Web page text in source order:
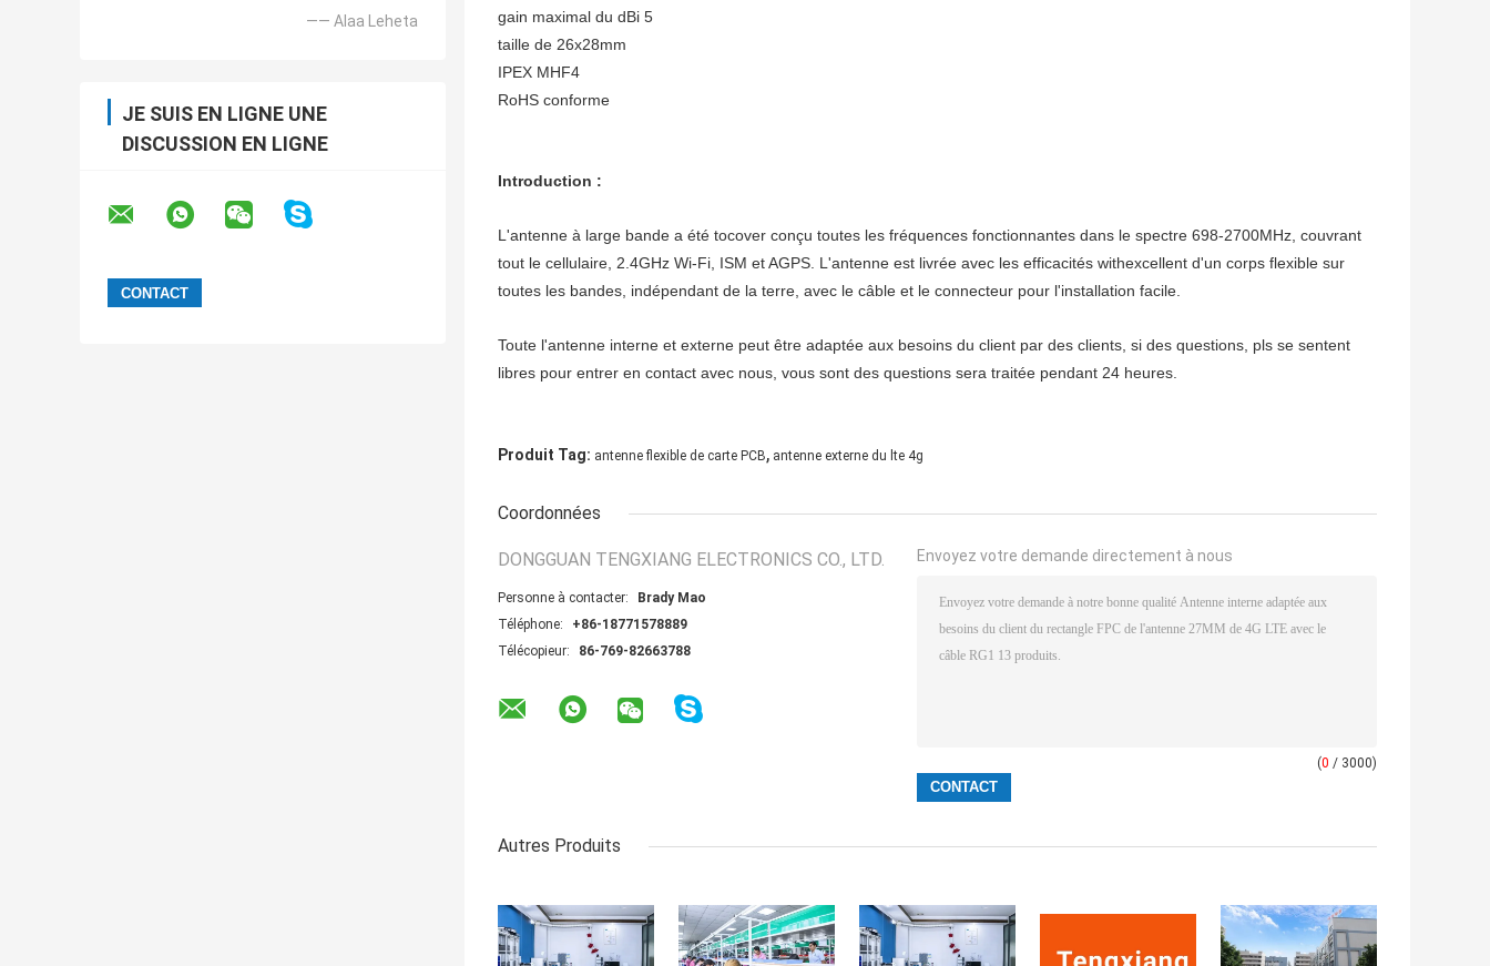
—— Alaa Leheta
JE SUIS EN LIGNE UNE
DISCUSSION EN LIGNE
gain maximal du dBi 5
taille de 26x28mm
IPEX MHF4
RoHS conforme
Introduction :
L'antenne à large bande a été tocover conçu toutes les fréquences fonctionnantes dans le spectre 698-2700MHz, couvrant
tout le cellulaire, 2.4GHz Wi-Fi, ISM et AGPS. L'antenne est livrée avec les efficacités withexcellent d'un corps flexible sur
toutes les bandes, indépendant de la terre, avec le câble et le connecteur pour l'installation facile.
Toute l'antenne interne et externe peut être adaptée aux besoins du client par des clients, si des questions, pls se sentent
libres pour entrer en contact avec nous, vous sont des questions sera traitée pendant 24 heures.
Produit Tag: antenne flexible de carte PCB, antenne externe du lte 4g
Coordonnées
DONGGUAN TENGXIANG ELECTRONICS CO., LTD.
Personne à contacter:
Brady Mao
Téléphone:
+86-18771578889
Télécopieur:
86-769-82663788
Envoyez votre demande directement à nous
(0 / 3000)
Autres Produits